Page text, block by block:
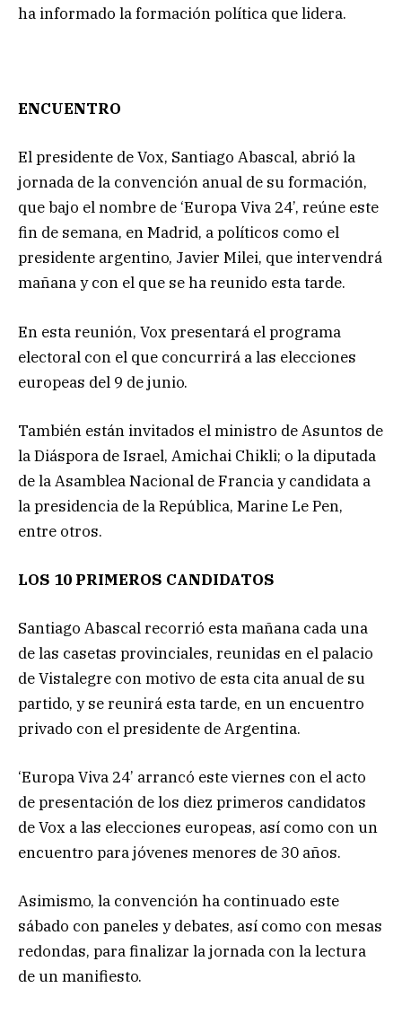
ha informado la formación política que lidera.
ENCUENTRO
El presidente de Vox, Santiago Abascal, abrió la
jornada de la convención anual de su formación,
que bajo el nombre de ‘Europa Viva 24’, reúne este
fin de semana, en Madrid, a políticos como el
presidente argentino, Javier Milei, que intervendrá
mañana y con el que se ha reunido esta tarde.
En esta reunión, Vox presentará el programa
electoral con el que concurrirá a las elecciones
europeas del 9 de junio.
También están invitados el ministro de Asuntos de
la Diáspora de Israel, Amichai Chikli; o la diputada
de la Asamblea Nacional de Francia y candidata a
la presidencia de la República, Marine Le Pen,
entre otros.
LOS 10 PRIMEROS CANDIDATOS
Santiago Abascal recorrió esta mañana cada una
de las casetas provinciales, reunidas en el palacio
de Vistalegre con motivo de esta cita anual de su
partido, y se reunirá esta tarde, en un encuentro
privado con el presidente de Argentina.
‘Europa Viva 24’ arrancó este viernes con el acto
de presentación de los diez primeros candidatos
de Vox a las elecciones europeas, así como con un
encuentro para jóvenes menores de 30 años.
Asimismo, la convención ha continuado este
sábado con paneles y debates, así como con mesas
redondas, para finalizar la jornada con la lectura
de un manifiesto.